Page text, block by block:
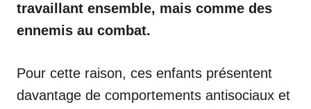
travaillant ensemble, mais comme des
ennemis au combat.
Pour cette raison, ces enfants présentent
davantage de comportements antisociaux et